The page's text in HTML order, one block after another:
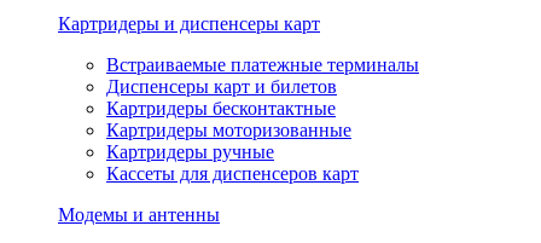
Картридеры и диспенсеры карт
Встраиваемые платежные терминалы
Диспенсеры карт и билетов
Картридеры бесконтактные
Картридеры моторизованные
Картридеры ручные
Кассеты для диспенсеров карт
Модемы и антенны